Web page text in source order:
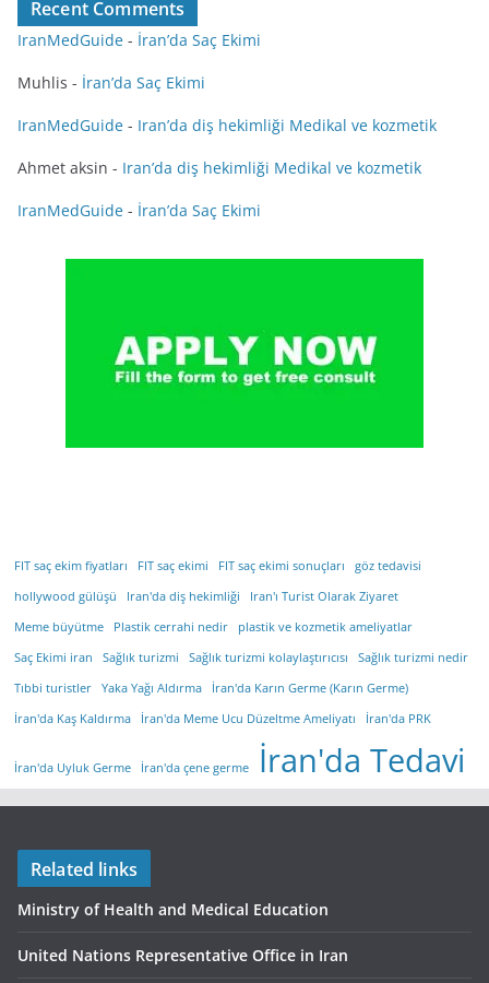
Recent Comments
IranMedGuide - İran’da Saç Ekimi
Muhlis - İran’da Saç Ekimi
IranMedGuide - Iran’da diş hekimliği Medikal ve kozmetik
Ahmet aksin - Iran’da diş hekimliği Medikal ve kozmetik
IranMedGuide - İran’da Saç Ekimi
FIT saç ekim fiyatları FIT saç ekimi FIT saç ekimi sonuçları
göz tedavisi
hollywood gülüşü
Iran'da diş hekimliği
Iran'ı Turist Olarak Ziyaret
Meme büyütme
Plastik cerrahi nedir
plastik ve kozmetik ameliyatlar
Saç Ekimi iran
Sağlık turizmi Sağlık turizmi kolaylaştırıcısı
Sağlık turizmi nedir
Tıbbi turistler
Yaka Yağı Aldırma
İran'da Karın Germe (Karın Germe)
İran'da Kaş Kaldırma
İran'da Meme Ucu Düzeltme Ameliyatı İran'da PRK
İran'da Uyluk Germe İran'da çene germe İran'da Tedavi
Related links
Ministry of Health and Medical Education
United Nations Representative Office in Iran